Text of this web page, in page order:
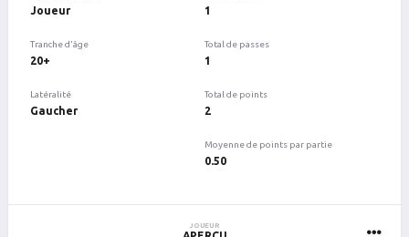
Joueur
Tranche d'âge
20+
Latéralité
Gaucher
1
Total de passes
1
Total de points
2
Moyenne de points par partie
0.50
JOUEUR